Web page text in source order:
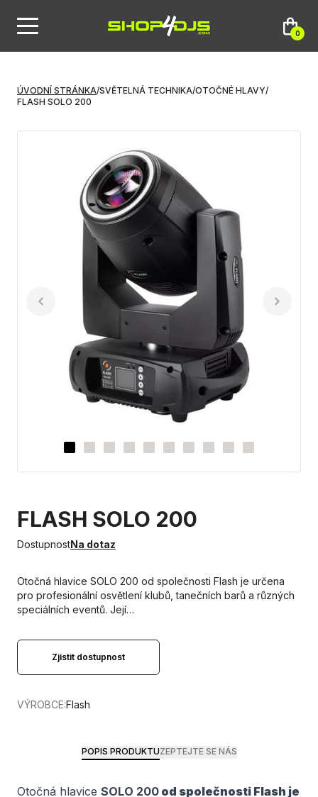
0
ÚVODNÍ STRÁNKA/SVĚTELNÁ TECHNIKA/OTOČNÉ HLAVY/
FLASH SOLO 200
FLASH SOLO 200
DostupnostNa dotaz
Otočná hlavice SOLO 200 od společnosti Flash je určena
pro profesionální osvětlení klubů, tanečních barů a různých
speciálních eventů. Její…
Zjistit dostupnost
VÝROBCE:Flash
POPIS PRODUKTUZEPTEJTE SE NÁS
Otočná hlavice SOLO 200 od společnosti Flash je